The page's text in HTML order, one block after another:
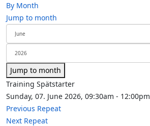
By Month
Jump to month
Jump to month
Training Spätstarter
Sunday, 07. June 2026, 09:30am - 12:00pm
Previous Repeat
Next Repeat